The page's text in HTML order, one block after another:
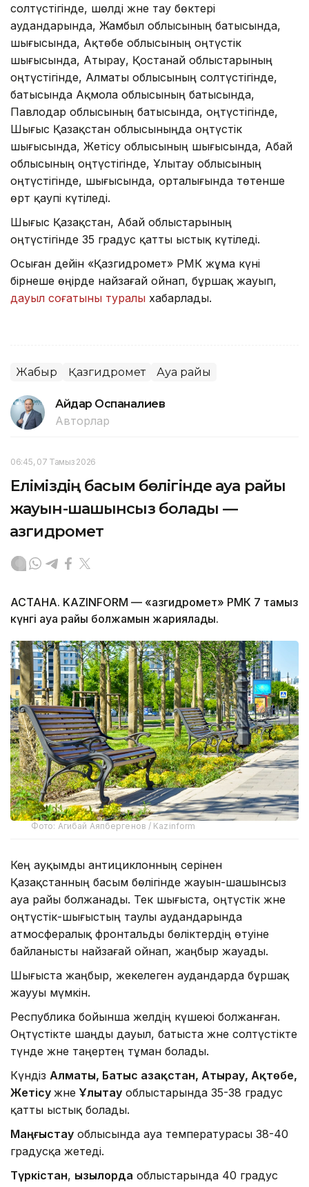
солтүстігінде, шөлді және тау бөктері
аудандарында, Жамбыл облысының батысында,
шығысында, Ақтөбе облысының оңтүстік
шығысында, Атырау, Қостанай облыстарының
оңтүстігінде, Алматы облысының солтүстігінде,
батысында Ақмола облысының батысында,
Павлодар облысының батысында, оңтүстігінде,
Шығыс Қазақстан облысыныңда оңтүстік
шығысында, Жетісу облысының шығысында, Абай
облысының оңтүстігінде, Ұлытау облысының
оңтүстігінде, шығысында, орталығында төтенше
өрт қаупі күтіледі.
Шығыс Қазақстан, Абай облыстарының
оңтүстігінде 35 градус қатты ыстық күтіледі.
Осыған дейін «Қазгидромет» РМК жұма күні
бірнеше өңірде найзағай ойнап, бұршақ жауып,
дауыл соғатыны туралы хабарлады.
Жаңбыр Қазгидромет Ауа райы
Айдар Оспаналиев
Авторлар
06:45, 07 Тамыз 2026
Еліміздің басым бөлігінде ауа райы
жауын-шашынсыз болады —
Қазгидромет
АСТАНА. KAZINFORM — «Қазгидромет» РМК 7 тамыз
күнгі ауа райы болжамын жариялады.
Фото: Агибай Аяпбергенов / Kazinform
Кең ауқымды антициклонның әсерінен
Қазақстанның басым бөлігінде жауын-шашынсыз
ауа райы болжанады. Тек шығыста, оңтүстік және
оңтүстік-шығыстың таулы аудандарында
атмосфералық фронтальды бөліктердің өтуіне
байланысты найзағай ойнап, жаңбыр жауады.
Шығыста жаңбыр, жекелеген аудандарда бұршақ
жаууы мүмкін.
Республика бойынша желдің күшеюі болжанған.
Оңтүстікте шаңды дауыл, батыста және солтүстікте
түнде және таңертең тұман болады.
Күндіз Алматы, Батыс Қазақстан, Атырау, Ақтөбе,
Жетісу және Ұлытау облыстарында 35-38 градус
қатты ыстық болады.
Маңғыстау облысында ауа температурасы 38-40
градусқа жетеді.
Түркістан, Қызылорда облыстарында 40 градус